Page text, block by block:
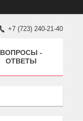
+7 (723) 240-21-40
ВОПРОСЫ -
ОТВЕТЫ